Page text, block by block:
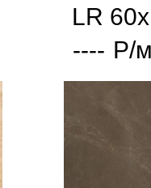
LR
---- Р/